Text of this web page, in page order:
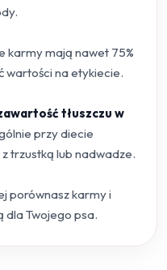
karmy mają nawet 75%
wartości na etykiecie.
tłuszczu w
przy diecie
trzustką lub nadwadze.
porównasz karmy i
dla Twojego psa.